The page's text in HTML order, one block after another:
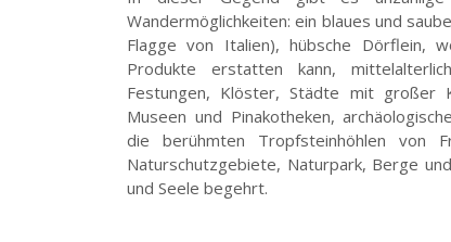
Wandermöglichkeiten: ein blaues und
Flagge von Italien), hübsche Dörflein,
Produkte erstatten kann,
Festungen, Klöster, Städte mit großer
Museen und Pinakotheken,
die berühmten Tropfsteinhöhlen von
Naturschutzgebiete, Naturpark, Berge
und Seele begehrt.